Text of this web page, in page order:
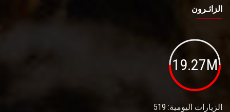
الزائـرون
19.27M
الزيارات اليومية: 519